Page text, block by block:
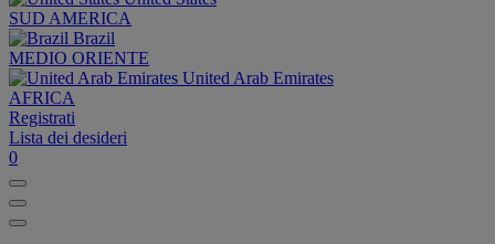
SUD AMERICA
Brazil
MEDIO ORIENTE
United Arab Emirates
AFRICA
Registrati
Lista dei desideri
0